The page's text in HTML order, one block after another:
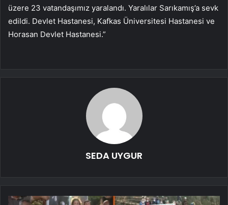
üzere 23 vatandaşımız yaralandı. Yaralılar Sarıkamış’a sevk
edildi. Devlet Hastanesi, Kafkas Üniversitesi Hastanesi ve
Horasan Devlet Hastanesi.”
SEDA UYGUR